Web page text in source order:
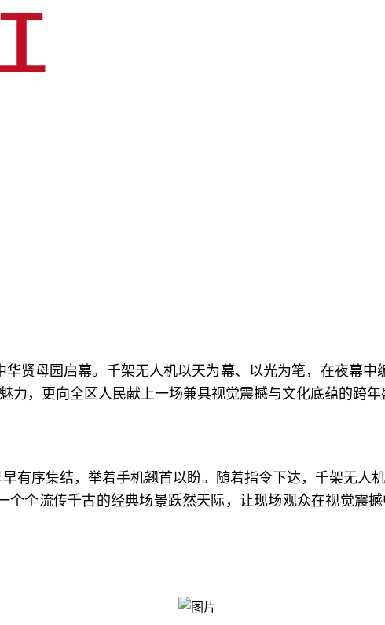
华贤母园启幕。千架无人机以天为幕、以光为笔，在夜幕
力，更向全区人民献上一场兼具视觉震撼与文化底蕴的跨年
有序集结，举着手机翘首以盼。随着指令下达，千架无人
个个流传千古的经典场景跃然天际，让现场观众在视觉震